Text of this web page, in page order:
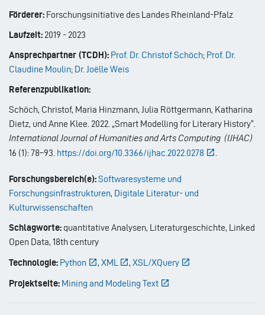
Förderer: Forschungsinitiative des Landes Rheinland-Pfalz
Laufzeit: 2019 - 2023
Ansprechpartner (TCDH): Prof. Dr. Christof Schöch; Prof. Dr.
Claudine Moulin; Dr. Joëlle Weis
Referenzpublikation:
Schöch, Christof, Maria Hinzmann, Julia Röttgermann, Katharina
Dietz, und Anne Klee. 2022. „Smart Modelling for Literary History“
International Journal of Humanities and Arts Computing (IJHAC)
16 (1): 78–93. https://doi.org/10.3366/ijhac.2022.0278
Forschungsbereich(e):Softwaresysteme und
Forschungsinfrastrukturen, Digitale Literatur- und
Kulturwissenschaften
Schlagworte: quantitative Analysen, Literaturgeschichte, Linked
Open Data, 18th century
Technologie: Python , XML , XSL/XQuery
Projektseite: Mining and Modeling Text